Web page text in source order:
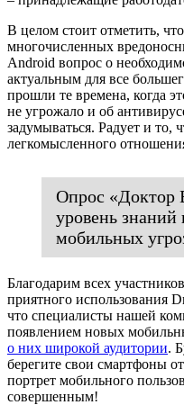
В целом стоит отметить,
многочисленных
Android вопрос о
актуальным для все
прошли те времена, когда
не угрожало и об
задумываться. Радует и то,
легкомысленного
Опрос «Доктор
уровень знаний
мобильных
Благодарим всех
приятного использования
что специалисты нашей
появлением новых
о них широкой аудитории.
берегите свои смартфоны
портрет мобильного
совершенным!